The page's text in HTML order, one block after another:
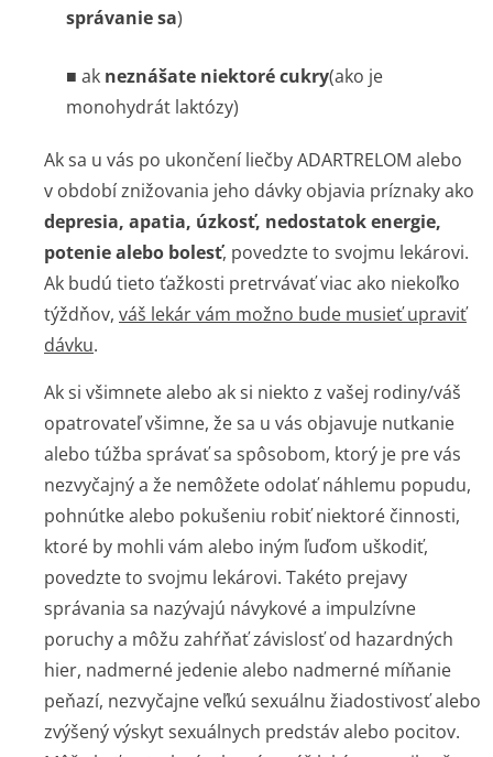
správanie sa)
■ ak neznášate niektoré cukry(ako je
monohydrát laktózy)
Ak sa u vás po ukončení liečby ADARTRELOM alebo
v období znižovania jeho dávky objavia príznaky ako
depresia, apatia, úzkosť, nedostatok energie,
potenie alebo bolesť, povedzte to svojmu lekárovi.
Ak budú tieto ťažkosti pretrvávať viac ako niekoľko
týždňov, váš lekár vám možno bude musieť upraviť
dávku.
Ak si všimnete alebo ak si niekto z vašej rodiny/váš
opatrovateľ všimne, že sa u vás objavuje nutkanie
alebo túžba správať sa spôsobom, ktorý je pre vás
nezvyčajný a že nemôžete odolať náhlemu popudu,
pohnútke alebo pokušeniu robiť niektoré činnosti,
ktoré by mohli vám alebo iným ľuďom uškodiť,
povedzte to svojmu lekárovi. Takéto prejavy
správania sa nazývajú návykové a impulzívne
poruchy a môžu zahŕňať závislosť od hazardných
hier, nadmerné jedenie alebo nadmerné míňanie
peňazí, nezvyčajne veľkú sexuálnu žiadostivosť alebo
zvýšený výskyt sexuálnych predstáv alebo pocitov.